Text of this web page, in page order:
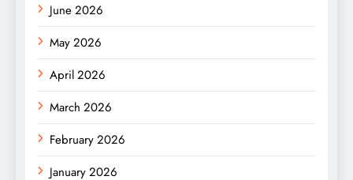
June 2026
May 2026
April 2026
March 2026
February 2026
January 2026